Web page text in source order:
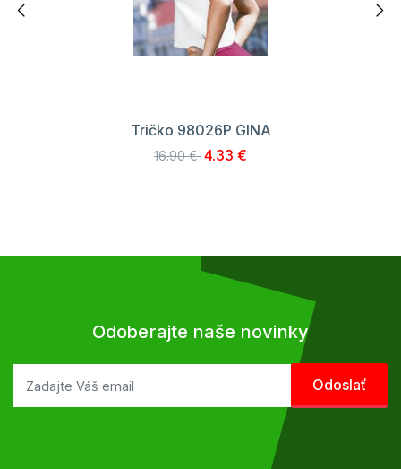
Tričko 98026P GINA
16.90 €4.33 €
Odoberajte naše novinky